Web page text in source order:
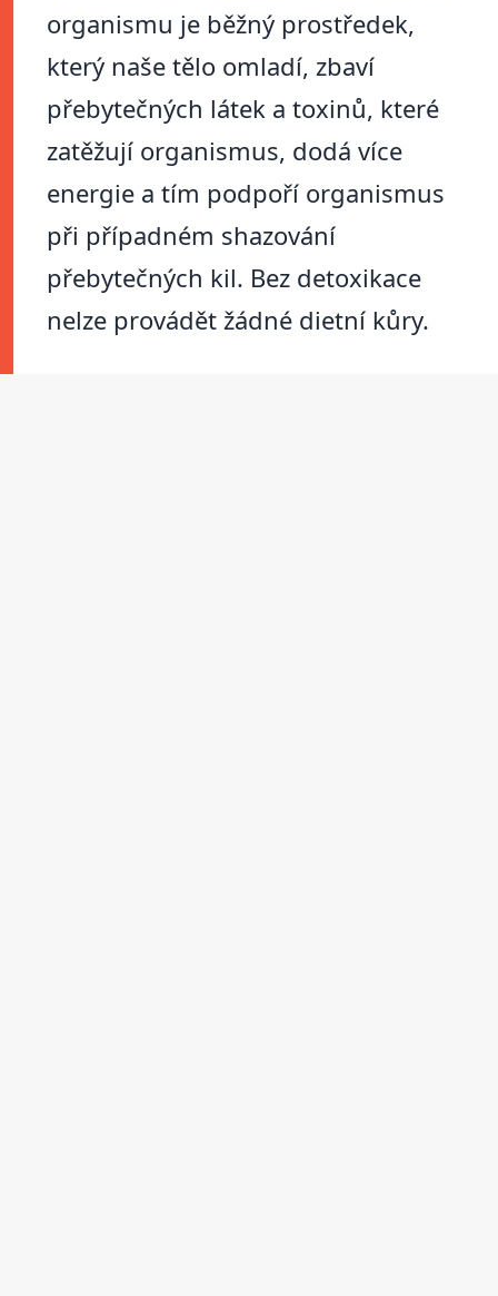
organismu je běžný prostředek,
který naše tělo omladí, zbaví
přebytečných látek a toxinů, které
zatěžují organismus, dodá více
energie a tím podpoří organismus
při případném shazování
přebytečných kil. Bez detoxikace
nelze provádět žádné dietní kůry.